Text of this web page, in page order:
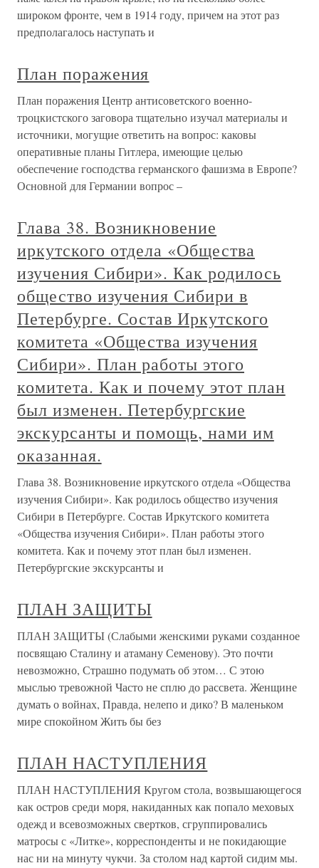
широком фронте, чем в 1914 году, причем на этот раз
предполагалось наступать и
План поражения
План поражения Центр антисоветского военно-
троцкистского заговора тщательно изучал материалы и
источники, могущие ответить на вопрос: каковы
оперативные планы Гитлера, имеющие целью
обеспечение господства германского фашизма в Европе?
Основной для Германии вопрос –
Глава 38. Возникновение
иркутского отдела «Общества
изучения Сибири». Как родилось
общество изучения Сибири в
Петербурге. Состав Иркутского
комитета «Общества изучения
Сибири». План работы этого
комитета. Как и почему этот план
был изменен. Петербургские
экскурсанты и помощь, нами им
оказанная.
Глава 38. Возникновение иркутского отдела «Общества
изучения Сибири». Как родилось общество изучения
Сибири в Петербурге. Состав Иркутского комитета
«Общества изучения Сибири». План работы этого
комитета. Как и почему этот план был изменен.
Петербургские экскурсанты и
ПЛАН ЗАЩИТЫ
ПЛАН ЗАЩИТЫ (Слабыми женскими руками созданное
посвящаю Сталину и атаману Семенову). Это почти
невозможно, Страшно подумать об этом… С этою
мыслью тревожной Часто не сплю до рассвета. Женщине
думать о войнах, Правда, нелепо и дико? В маленьком
мире спокойном Жить бы без
ПЛАН НАСТУПЛЕНИЯ
ПЛАН НАСТУПЛЕНИЯ Кругом стола, возвышающегося
как остров среди моря, накиданных как попало меховых
одежд и всевозможных свертков, сгруппировались
матросы с «Литке», корреспонденты и не покидающие
нас ни на минуту чукчи. Зa столом над картой сидим мы.